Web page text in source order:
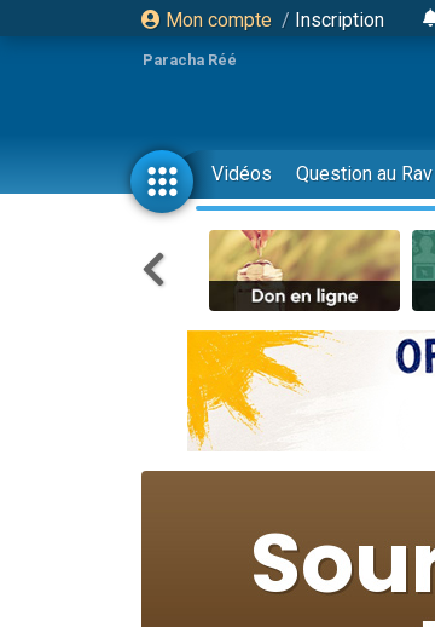
Mon compte / Inscription
Paracha Réé
Vidéos Question au Rav